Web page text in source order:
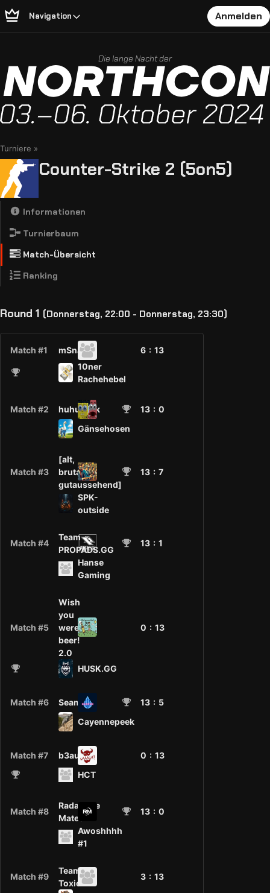
Navigation Anmelden
Die lange Nacht der
Turniere
Counter-Strike 2 (5on5)
Informationen
Turnierbaum
Match-Übersicht
Ranking
Round 1 (Donnerstag, 22:00 - Donnerstag, 23:30)
Match #1 mSnacks 6 : 13
10ner
Rachehebel
Match #2 huhuwink 13 : 0
Gänsehosen
Match #3
[alt,
brutal,
gutaussehend]
13 : 7
SPK-
outside
Match #4
Team
PROPADS.GG
13 : 1
Hanse
Gaming
Match #5
Wish
you
were
beer!
2.0
0 : 13
HUSK.GG
Match #6 Seamen 13 : 5
Cayennepeek
Match #7 b3au7iful 0 : 13
HCT
Match #8
Radarlose
Mates
13 : 0
Awoshhhh
#1
Match #9
Team
Toxic
3 : 13